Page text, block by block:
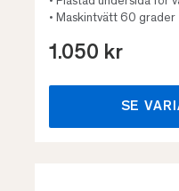
• Maskintvätt 60 grader
1.050 kr
SE